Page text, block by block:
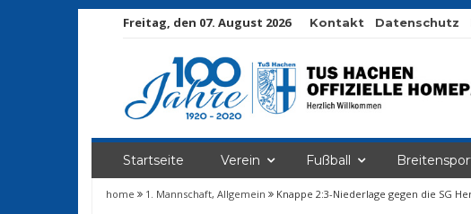
Freitag, den 07. August 2026 Kontakt Datenschutz
Startseite Verein Fußball
home 1. Mannschaft, Allgemein Knappe 2:3-Niederlage gegen die SG